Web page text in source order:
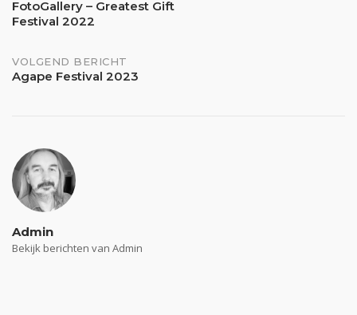
navigatie
FotoGallery – Greatest Gift
Festival 2022
VOLGEND BERICHT
Agape Festival 2023
Admin
Bekijk berichten van Admin